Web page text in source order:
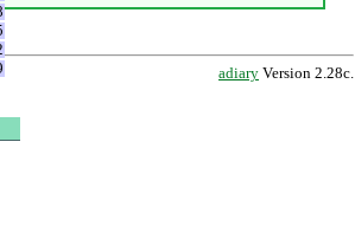
adiary Version 2.28c.